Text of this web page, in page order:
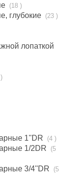
(18 )
глубокие (23 )
лопаткой
1''DR (4 )
1/2DR
(5
3/4''DR
(5